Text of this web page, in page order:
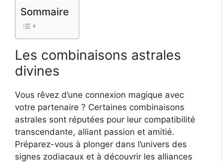
Sommaire
Les combinaisons astrales
divines
Vous rêvez d’une connexion magique avec
votre partenaire ? Certaines combinaisons
astrales sont réputées pour leur compatibilité
transcendante, alliant passion et amitié.
Préparez-vous à plonger dans l’univers des
signes zodiacaux et à découvrir les alliances